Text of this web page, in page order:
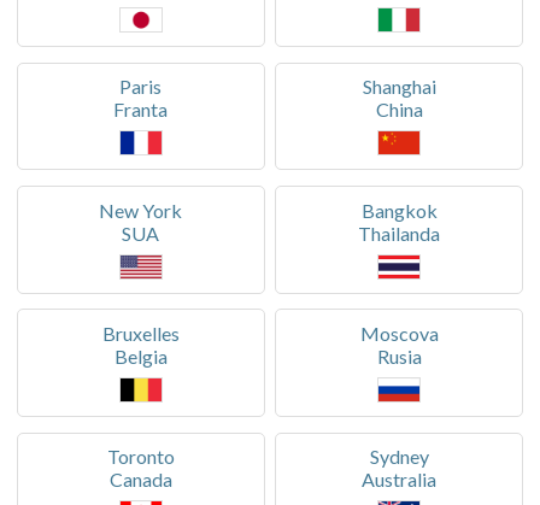
Paris
Franta
Shanghai
China
New York
SUA
Bangkok
Thailanda
Bruxelles
Belgia
Moscova
Rusia
Toronto
Canada
Sydney
Australia